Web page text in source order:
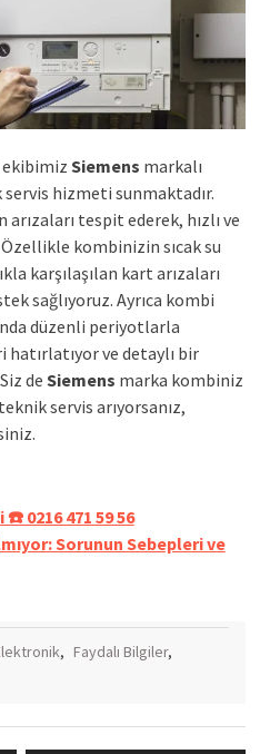
Siemens markalı
hizmeti sunmaktadır.
tespit ederek, hızlı ve
kombinizin sıcak su
karşılaşılan kart arızaları
sağlıyoruz. Ayrıca kombi
düzenli periyotlarla
hatırlatıyor ve detaylı bir
de Siemens marka kombiniz
servis arıyorsanız,
0216 471 59 56
Sorunun Sebepleri ve
, Faydalı Bilgiler,